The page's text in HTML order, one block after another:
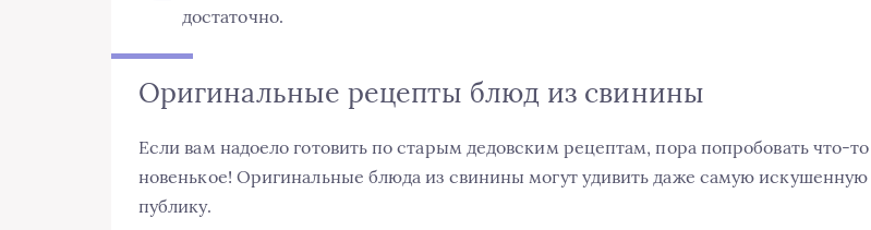
достаточно.
Оригинальные рецепты блюд из свинины
Если вам надоело готовить по старым дедовским рецептам, пора попробовать что-то
новенькое! Оригинальные блюда из свинины могут удивить даже самую искушенную
публику.